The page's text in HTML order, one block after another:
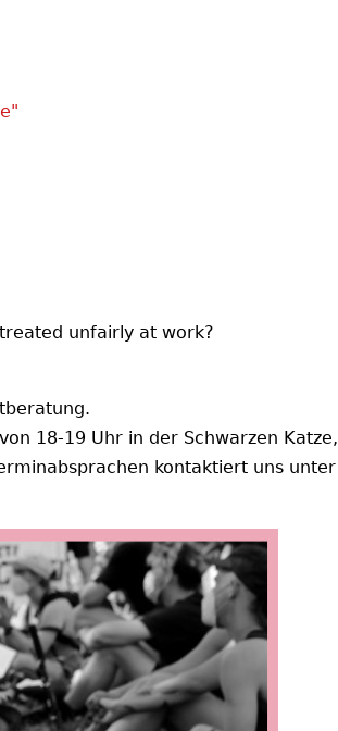
unfairly at work?
18-19 Uhr in der Schwarzen Katze,
kontaktiert uns unter